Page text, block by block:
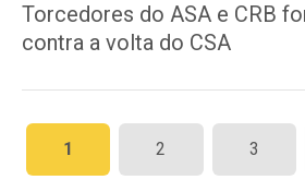
Torcedores do ASA e CRB
contra a volta do CSA
Paginação
de
1 2 3